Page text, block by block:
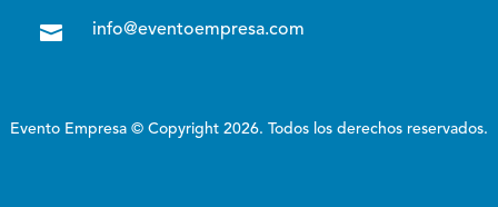
 info@eventoempresa.com
Evento Empresa © Copyright 2026. Todos los derechos reservados.